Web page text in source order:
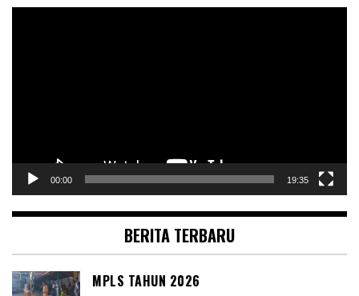
00:00 19:35
BERITA TERBARU
MPLS TAHUN 2026